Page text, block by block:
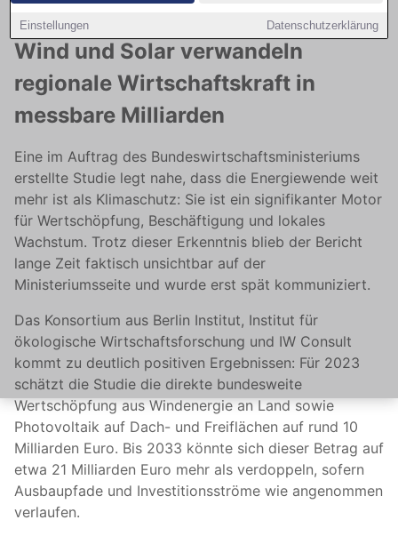
Einstellungen Datenschutzerklärung
Wind und Solar verwandeln
regionale Wirtschaftskraft in
messbare Milliarden
Eine im Auftrag des Bundeswirtschaftsministeriums
erstellte Studie legt nahe, dass die Energiewende weit
mehr ist als Klimaschutz: Sie ist ein signifikanter Motor
für Wertschöpfung, Beschäftigung und lokales
Wachstum. Trotz dieser Erkenntnis blieb der Bericht
lange Zeit faktisch unsichtbar auf der
Ministeriumsseite und wurde erst spät kommuniziert.
Das Konsortium aus Berlin Institut, Institut für
ökologische Wirtschaftsforschung und IW Consult
kommt zu deutlich positiven Ergebnissen: Für 2023
schätzt die Studie die direkte bundesweite
Wertschöpfung aus Windenergie an Land sowie
Photovoltaik auf Dach- und Freiflächen auf rund 10
Milliarden Euro. Bis 2033 könnte sich dieser Betrag auf
etwa 21 Milliarden Euro mehr als verdoppeln, sofern
Ausbaupfade und Investitionsströme wie angenommen
verlaufen.